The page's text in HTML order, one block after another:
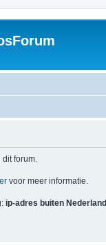
dit forum.
voor meer informatie.
ip-adres buiten Nederland